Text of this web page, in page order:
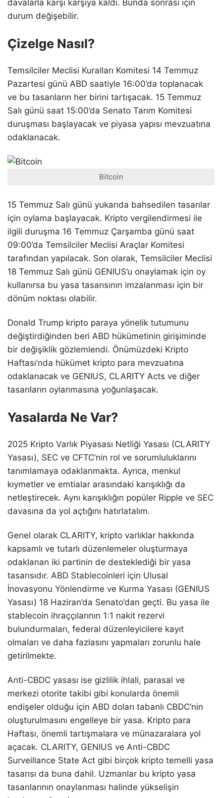
davalarla karşı karşıya kaldı. Bunda sonrası için
durum değişebilir.
Çizelge Nasıl?
Temsilciler Meclisi Kuralları Komitesi 14 Temmuz
Pazartesi günü ABD saatiyle 16:00’da toplanacak
ve bu tasarıların her birini tartışacak. 15 Temmuz
Salı günü saat 15:00’da Senato Tarım Komitesi
duruşması başlayacak ve piyasa yapısı mevzuatına
odaklanacak.
Bitcoin
15 Temmuz Salı günü yukarıda bahsedilen tasarılar
için oylama başlayacak. Kripto vergilendirmesi ile
ilgili duruşma 16 Temmuz Çarşamba günü saat
09:00’da Temsilciler Meclisi Araçlar Komitesi
tarafından yapılacak. Son olarak, Temsilciler Meclisi
18 Temmuz Salı günü GENIUS’u onaylamak için oy
kullanırsa bu yasa tasarısının imzalanması için bir
dönüm noktası olabilir.
Donald Trump kripto paraya yönelik tutumunu
değiştirdiğinden beri ABD hükümetinin girişiminde
bir değişiklik gözlemlendi. Önümüzdeki Kripto
Haftası’nda hükümet kripto para mevzuatına
odaklanacak ve GENIUS, CLARITY Acts ve diğer
tasarıların oylanmasına yoğunlaşacak.
Yasalarda Ne Var?
2025 Kripto Varlık Piyasası Netliği Yasası (CLARITY
Yasası), SEC ve CFTC’nin rol ve sorumluluklarını
tanımlamaya odaklanmakta. Ayrıca, menkul
kıymetler ve emtialar arasındaki karışıklığı da
netleştirecek. Aynı karışıklığın popüler Ripple ve SEC
davasına da yol açtığını hatırlatalım.
Genel olarak CLARITY, kripto varlıklar hakkında
kapsamlı ve tutarlı düzenlemeler oluşturmaya
odaklanan iki partinin de desteklediği bir yasa
tasarısıdır. ABD Stablecoinleri için Ulusal
İnovasyonu Yönlendirme ve Kurma Yasası (GENIUS
Yasası) 18 Haziran’da Senato’dan geçti. Bu yasa ile
stablecoin ihraççılarının 1:1 nakit rezervi
bulundurmaları, federal düzenleyicilere kayıt
olmaları ve daha fazlasını yapmaları zorunlu hale
getirilmekte.
Anti-CBDC yasası ise gizlilik ihlali, parasal ve
merkezi otorite takibi gibi konularda önemli
endişeler olduğu için ABD doları tabanlı CBDC’nin
oluşturulmasını engelleye bir yasa. Kripto para
Haftası, önemli tartışmalara ve münazaralara yol
açacak. CLARITY, GENIUS ve Anti-CBDC
Surveillance State Act gibi birçok kripto temelli yasa
tasarısı da buna dahil. Uzmanlar bu kripto yasa
tasarılarının onaylanması halinde yükselişin